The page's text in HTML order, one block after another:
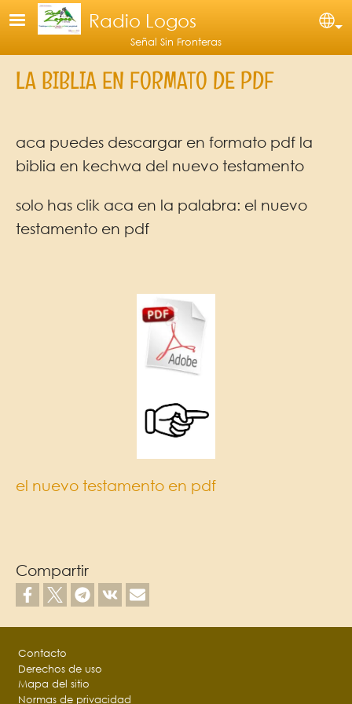
Pasar al contenido principal
Radio Logos
Señal Sin Fronteras
LA BIBLIA EN FORMATO DE PDF
aca puedes descargar en formato pdf la
biblia en kechwa del nuevo testamento
solo has clik aca en la palabra: el nuevo
testamento en pdf
el nuevo testamento en pdf
Compartir
Contacto
Derechos de uso
Mapa del sitio
Normas de privacidad